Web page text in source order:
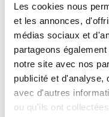
Les cookies nous
et les annonces,
médias sociaux et
partageons
notre site avec nos
publicité et d'analyse,
avec d'autres
ou qu'ils ont